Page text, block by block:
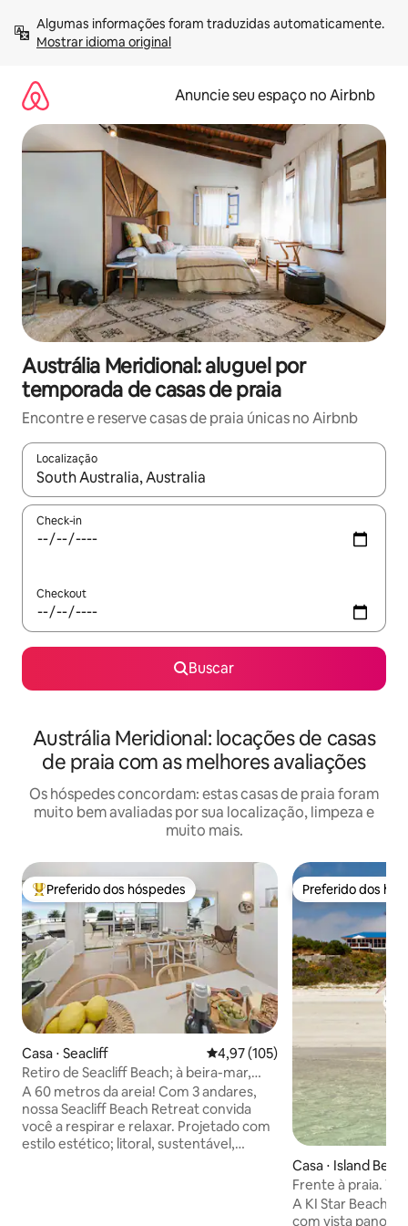
para
Mostrar idioma original
Anuncie seu espaço no Airbnb
Austrália Meridional: aluguel por
temporada de casas de praia
Encontre e reserve casas de praia únicas no Airbnb
Localização
Quando os resultados estiverem disponíveis, explore-os
Check-in
Checkout
Buscar
Austrália Meridional: locações de casas
de praia com as melhores avaliações
Os hóspedes concordam: estas casas de praia foram
muito bem avaliadas por sua localização, limpeza e
muito mais.
Entre os melhores preferidos dos hóspedes
Preferido dos hóspedes
Casa ⋅ Seacliff 4,97 de uma avaliação média de
4,97 (105)
Retiro de Seacliff Beach; à beira-mar,
designer, 3 quartos
A 60 metros da areia! Com 3 andares,
nossa Seacliff Beach Retreat convida
você a respirar e relaxar. Projetado com
estilo estético; litoral, sustentável,
Preferido dos
Preferido dos
Casa ⋅ Island
Frente à praia.
Caiaques. Cesta
A KI Star Beach
com vista